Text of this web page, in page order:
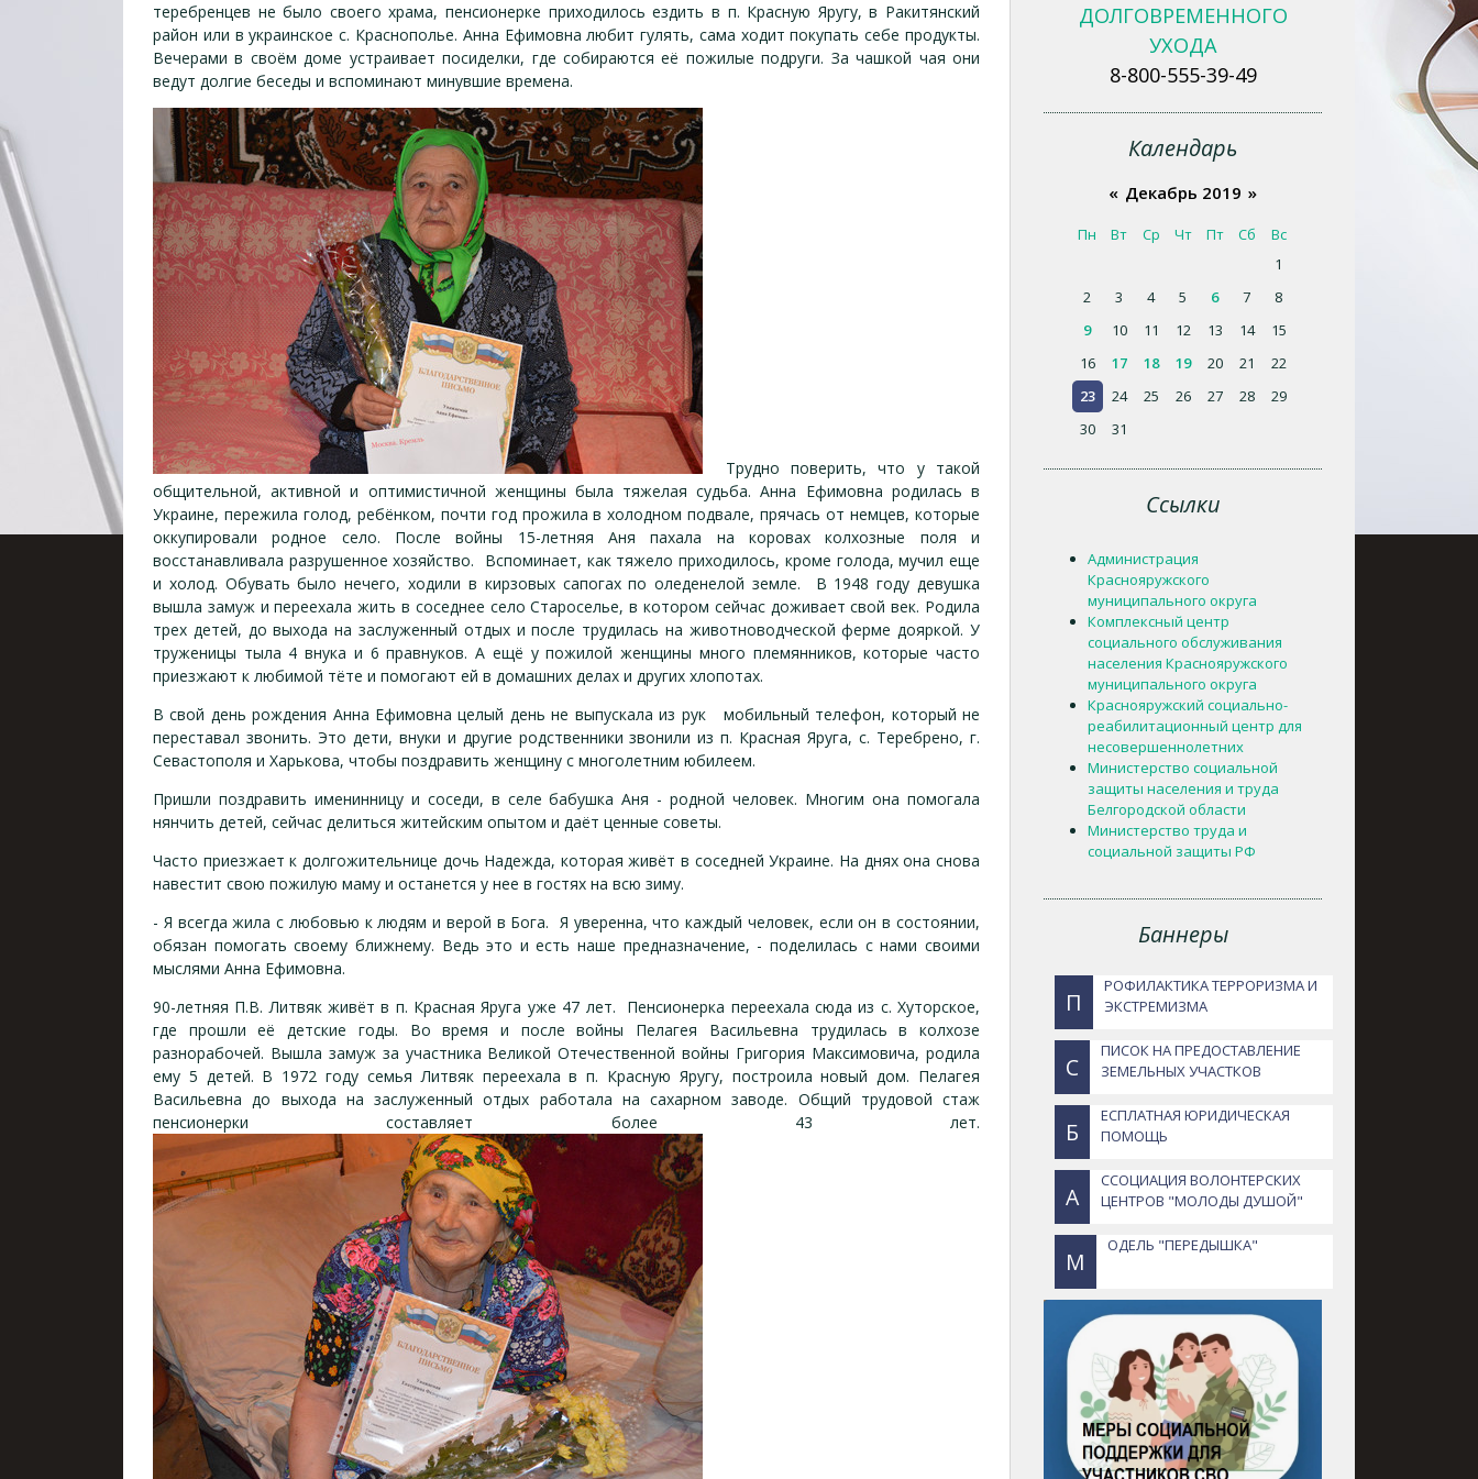
теребренцев не было своего храма, пенсионерке приходилось ездить в п. Красную Яругу, в Ракитянский
район или в украинское с. Краснополье. Анна Ефимовна любит гулять, сама ходит покупать себе продукты.
Вечерами в своём доме устраивает посиделки, где собираются её пожилые подруги. За чашкой чая они
ведут долгие беседы и вспоминают минувшие времена.
Трудно поверить, что у такой
общительной, активной и оптимистичной женщины была тяжелая судьба. Анна Ефимовна родилась в
Украине, пережила голод, ребёнком, почти год прожила в холодном подвале, прячась от немцев, которые
оккупировали родное село. После войны 15-летняя Аня пахала на коровах колхозные поля и
восстанавливала разрушенное хозяйство. Вспоминает, как тяжело приходилось, кроме голода, мучил еще
и холод. Обувать было нечего, ходили в кирзовых сапогах по оледенелой земле. В 1948 году девушка
вышла замуж и переехала жить в соседнее село Староселье, в котором сейчас доживает свой век. Родила
трех детей, до выхода на заслуженный отдых и после трудилась на животноводческой ферме дояркой. У
труженицы тыла 4 внука и 6 правнуков. А ещё у пожилой женщины много племянников, которые часто
приезжают к любимой тёте и помогают ей в домашних делах и других хлопотах.
В свой день рождения Анна Ефимовна целый день не выпускала из рук мобильный телефон, который не
переставал звонить. Это дети, внуки и другие родственники звонили из п. Красная Яруга, с. Теребрено, г.
Севастополя и Харькова, чтобы поздравить женщину с многолетним юбилеем.
Пришли поздравить именинницу и соседи, в селе бабушка Аня - родной человек. Многим она помогала
нянчить детей, сейчас делиться житейским опытом и даёт ценные советы.
Часто приезжает к долгожительнице дочь Надежда, которая живёт в соседней Украине. На днях она снова
навестит свою пожилую маму и останется у нее в гостях на всю зиму.
- Я всегда жила с любовью к людям и верой в Бога. Я уверенна, что каждый человек, если он в состоянии,
обязан помогать своему ближнему. Ведь это и есть наше предназначение, - поделилась с нами своими
мыслями Анна Ефимовна.
90-летняя П.В. Литвяк живёт в п. Красная Яруга уже 47 лет. Пенсионерка переехала сюда из с. Хуторское,
где прошли её детские годы. Во время и после войны Пелагея Васильевна трудилась в колхозе
разнорабочей. Вышла замуж за участника Великой Отечественной войны Григория Максимовича, родила
ему 5 детей. В 1972 году семья Литвяк переехала в п. Красную Яругу, построила новый дом. Пелагея
Васильевна до выхода на заслуженный отдых работала на сахарном заводе. Общий трудовой стаж
пенсионерки составляет более 43 лет.
ДОЛГОВРЕМЕННОГО
УХОДА
8-800-555-39-49
Календарь
« Декабрь 2019 »
Пн Вт Ср Чт Пт Сб
Вс
1
2
3 4 5 6 7
8
9
10 11 12 13 14
15
16
17 18 19 20 21
22
23
24 25 26 27 28
29
30
31
Ссылки
Администрация
Краснояружского
муниципального округа
Комплексный центр
социального обслуживания
населения Краснояружского
муниципального округа
Краснояружский социально-
реабилитационный центр для
несовершеннолетних
Министерство социальной
защиты населения и труда
Белгородской области
Министерство труда и
социальной защиты РФ
Баннеры
П
РОФИЛАКТИКА ТЕРРОРИЗМА И
ЭКСТРЕМИЗМА
С
ПИСОК НА ПРЕДОСТАВЛЕНИЕ
ЗЕМЕЛЬНЫХ УЧАСТКОВ
Б
ЕСПЛАТНАЯ ЮРИДИЧЕСКАЯ
ПОМОЩЬ
А
ССОЦИАЦИЯ ВОЛОНТЕРСКИХ
ЦЕНТРОВ "МОЛОДЫ ДУШОЙ"
М
ОДЕЛЬ "ПЕРЕДЫШКА"